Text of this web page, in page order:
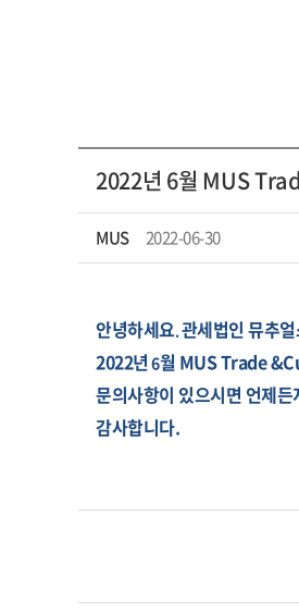
2022년 6월 MUS
MUS 2022-06-30
안녕하세요.관세법인 뮤추
2022년 6월 MUS Trade
문의사항이 있으시면 언제
감사합니다.